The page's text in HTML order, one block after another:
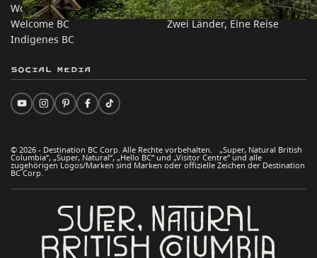
Work BC
Welcome BC
Indigenes BC
Praktische Tipps
Zwei Länder, Eine Reise
© 2026 - Destination BC Corp. Alle Rechte vorbehalten. „Super, Natural British
Columbia“, „Super, Natural“, „Hello BC“ und „Visitor Centre“ und alle
zugehörigen Logos/Marken sind Marken oder offizielle Zeichen der Destination
BC Corp.
Social Media